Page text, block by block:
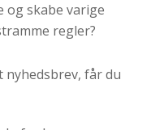
og skabe varige
regler?
får du